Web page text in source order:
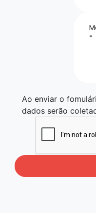
Ao enviar o
dados serão